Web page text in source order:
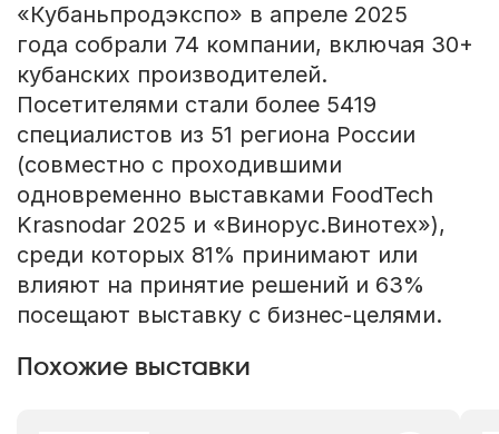
«Кубаньпродэкспо» в апреле 2025
года собрали 74 компании, включая 30+
кубанских производителей.
Посетителями стали более 5419
специалистов из 51 региона России
(совместно с проходившими
одновременно выставками FoodTech
Krasnodar 2025 и «Винорус.Винотех»),
среди которых 81% принимают или
влияют на принятие решений и 63%
посещают выставку с бизнес-целями.
Похожие выставки